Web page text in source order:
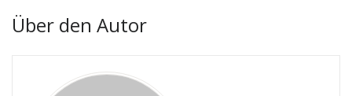
Über den Autor